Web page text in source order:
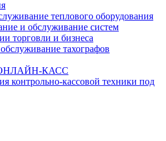
теплового оборудования
и обслуживание систем
торговли и бизнеса
тахографов
КАСС
контрольно-кассовой техники под